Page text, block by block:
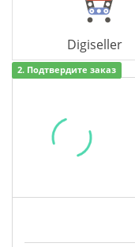
Digiseller
2. Подтвердите заказ